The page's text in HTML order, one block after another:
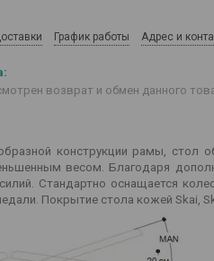
График работы Адрес и
возврат и обмен данного
конструкции рамы, стол
весом. Благодаря
Стандартно оснащается
Покрытие стола кожей Skai,